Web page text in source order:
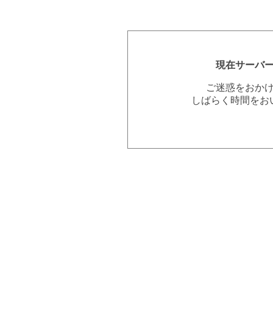
現在サーバ
ご迷惑をおか
しばらく時間を